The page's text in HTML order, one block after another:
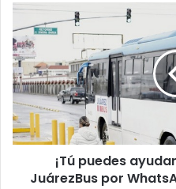
¡Tú
puedes
ayudar!
Reporta
fallas
del
JuárezBus
por
WhatsApp
mejora
¡Tú puedes
JuárezBus por